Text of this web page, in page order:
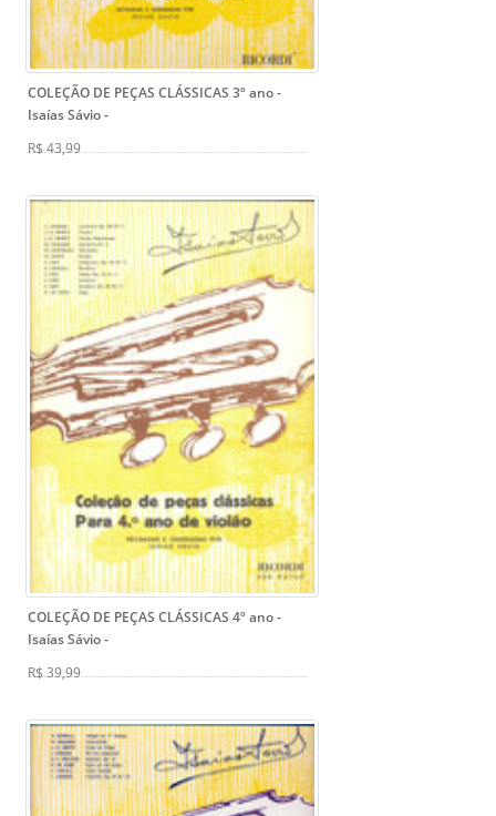
COLEÇÃO DE PEÇAS CLÁSSICAS 3º ano -
Isaías Sávio-
R$ 43,99
COLEÇÃO DE PEÇAS CLÁSSICAS 4º ano -
Isaías Sávio-
R$ 39,99